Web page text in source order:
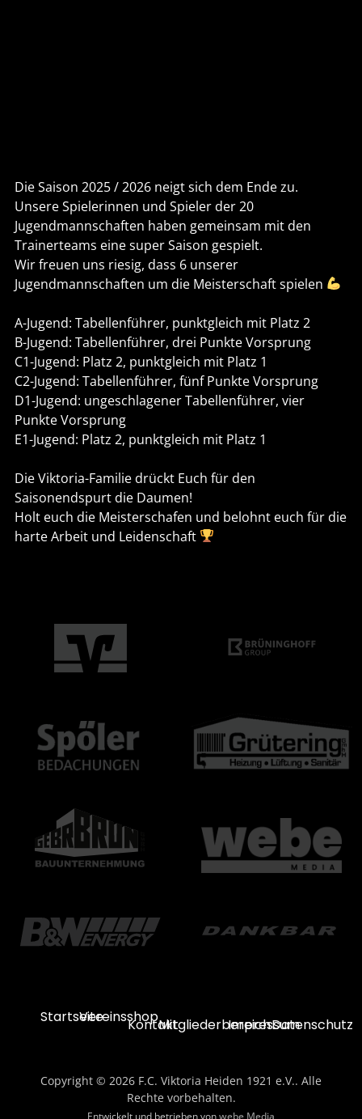
Die Saison 2025 / 2026 neigt sich dem Ende zu.
Unsere Spielerinnen und Spieler der 20
Jugendmannschaften haben gemeinsam mit den
Trainerteams eine super Saison gespielt.
Wir freuen uns riesig, dass 6 unserer
Jugendmannschaften um die Meisterschaft spielen
A-Jugend: Tabellenführer, punktgleich mit Platz 2
B-Jugend: Tabellenführer, drei Punkte Vorsprung
C1-Jugend: Platz 2, punktgleich mit Platz 1
C2-Jugend: Tabellenführer, fünf Punkte Vorsprung
D1-Jugend: ungeschlagener Tabellenführer, vier
Punkte Vorsprung
E1-Jugend: Platz 2, punktgleich mit Platz 1
Die Viktoria-Familie drückt Euch für den
Saisonendspurt die Daumen!
Holt euch die Meisterschafen und belohnt euch für die
harte Arbeit und Leidenschaft
StartseiteVereinsshop
KontaktMitgliederbereich
ImpressumDatenschutz
Copyright © 2026 F.C. Viktoria Heiden 1921 e.V.. Alle
Rechte vorbehalten.
Entwickelt und betrieben vonwebe Media